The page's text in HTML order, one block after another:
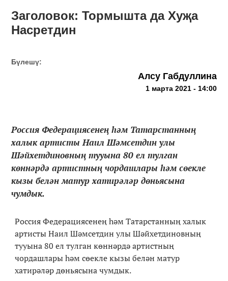
Заголовок: Тормышта да Хуҗа
Насретдин
Бүлешү:
Алсу Габдуллина
1 марта 2021 - 14:00
Россия Федерациясенең һәм Татарстанның
халык артисты Наил Шәмсетдин улы
Шәйхетдиновның тууына 80 ел тулган
көннәрдә артистның чордашлары һәм сөекле
кызы белән матур хатирәләр дөньясына
чумдык.
Россия Федерациясенең һәм Татарстанның халык
артисты Наил Шәмсетдин улы Шәйхетдиновның
тууына 80 ел тулган көннәрдә артистның
чордашлары һәм сөекле кызы белән матур
хатирәләр дөньясына чумдык.